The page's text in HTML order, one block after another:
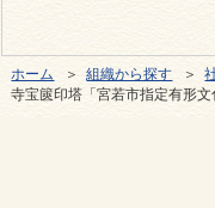
ホーム ＞組織から探す ＞
寺宝篋印塔「宮若市指定有形文